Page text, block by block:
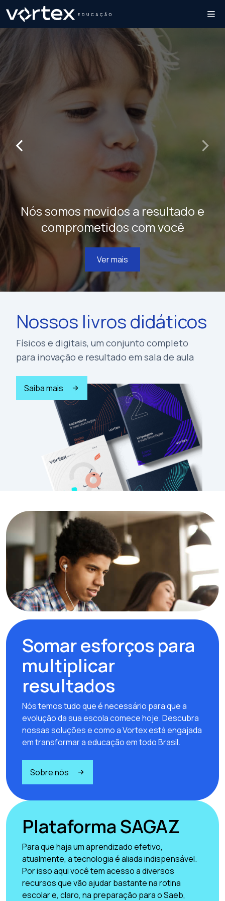
Nós somos movidos a resultado e
comprometidos com você
Ver mais
‹ ›
Nossos livros didáticos
Físicos e digitais, um conjunto completo
para inovação e resultado em sala de aula
Saiba mais
Somar esforços para
multiplicar
resultados
Nós temos tudo que é necessário para que a
evolução da sua escola comece hoje. Descubra
nossas soluções e como a Vortex está engajada
em transformar a educação em todo Brasil.
Sobre nós
Plataforma SAGAZ
Para que haja um aprendizado efetivo,
atualmente, a tecnologia é aliada indispensável.
Por isso aqui você tem acesso a diversos
recursos que vão ajudar bastante na rotina
escolar e, claro, na preparação para o Saeb,